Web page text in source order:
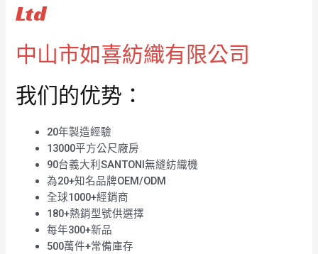
Ltd
中山市如喜紡織有限公司
我们的优势：
20年製造經驗
13000平方公尺廠房
90台義大利SANTONI無縫紡織機
為20+知名品牌OEM/ODM
全球1000+經銷商
180+熱銷型號供選擇
每年300+新品
500萬件+常備庫存